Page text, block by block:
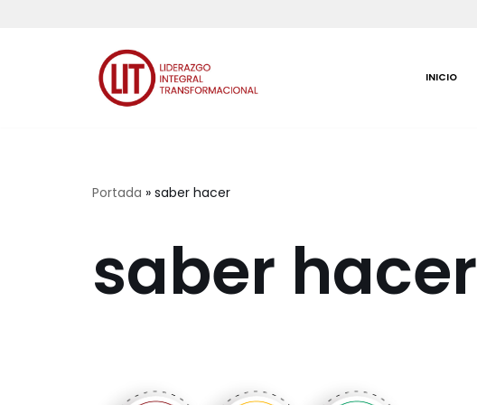
INICIO
Portada » saber hacer
saber hacer